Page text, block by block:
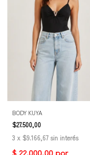
BODY KUYA
$27.500,00
3 x $9.166,67 sin interés